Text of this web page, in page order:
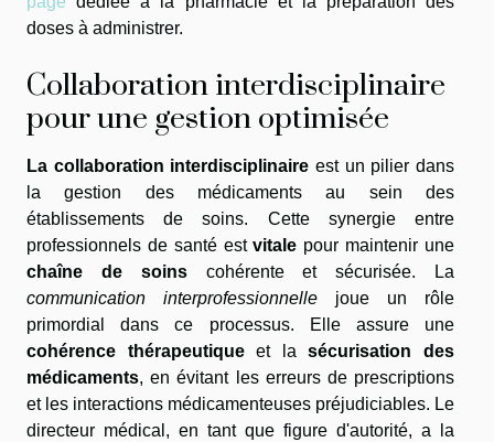
doses à administrer.
Collaboration interdisciplinaire
pour une gestion optimisée
La collaboration interdisciplinaire est un pilier dans
la gestion des médicaments au sein des
établissements de soins. Cette synergie entre
professionnels de santé estvitale pour maintenir une
chaîne de soinscohérente et sécurisée. La
communication interprofessionnelle joue un rôle
primordial dans ce processus. Elle assure une
cohérence thérapeutiqueet lasécurisation des
médicaments, en évitant les erreurs de prescriptions
et les interactions médicamenteuses préjudiciables. Le
directeur médical, en tant que figure d'autorité, a la